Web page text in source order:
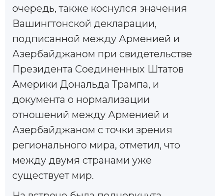
очередь, также коснулся значения
Вашингтонской декларации,
подписанной между Арменией и
Азербайджаном при свидетельстве
Президента Соединенных Штатов
Америки Дональда Трампа, и
документа о нормализации
отношений между Арменией и
Азербайджаном с точки зрения
регионального мира, отметил, что
между двумя странами уже
существует мир.